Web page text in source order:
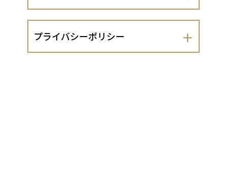
会社名
司紙業株式会社
プライバシーポリシー